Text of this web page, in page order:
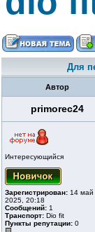
Для
Автор
primorec24
Интересующийся
Зарегистрирован: 14 май
2025, 20:18
Сообщений: 1
Транспорт: Dio fit
Пункты репутации: 0